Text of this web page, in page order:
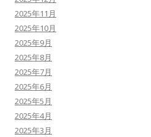
2025年11月
2025年10月
2025年9月
2025年8月
2025年7月
2025年6月
2025年5月
2025年4月
2025年3月